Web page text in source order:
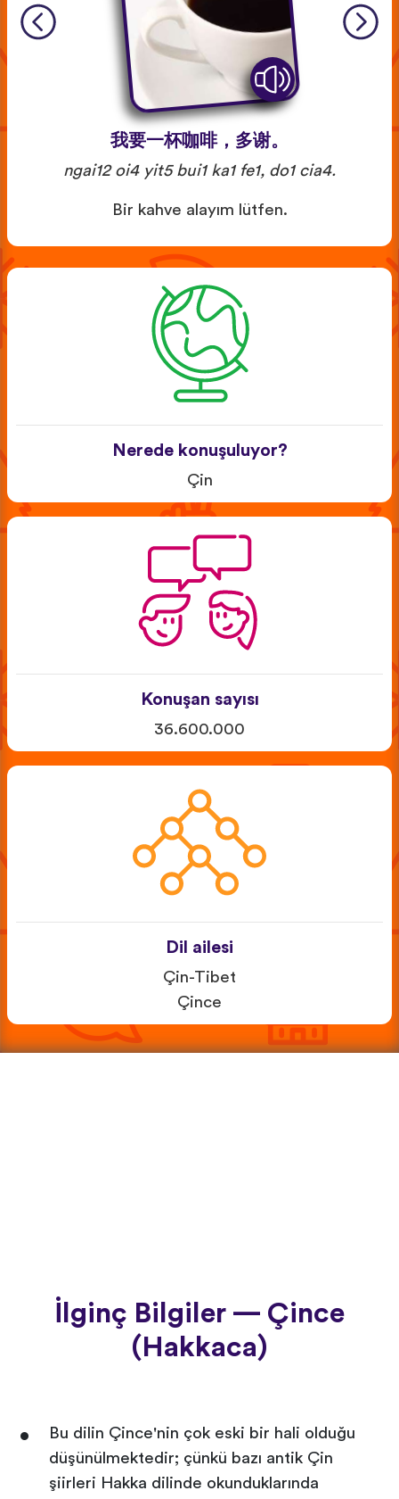
我要一杯咖啡，多谢。
ngai12 oi4 yit5 bui1 ka1 fe1, do1 cia4.
Bir kahve alayım lütfen.
Nerede konuşuluyor?
Çin
Konuşan sayısı
36.600.000
Dil ailesi
Çin-Tibet
Çince
İlginç Bilgiler — Çince
(Hakkaca)
Bu dilin Çince'nin çok eski bir hali olduğu
düşünülmektedir; çünkü bazı antik Çin
şiirleri Hakka dilinde okunduklarında